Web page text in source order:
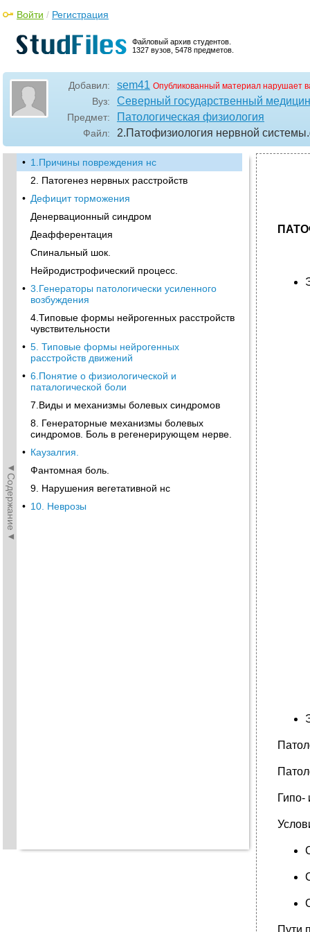
Файловый архив студентов.
1327 вузов, 5478 предметов.
Войти / Регистрация
Добавил: sem41 Опубликованный материал нарушает
Вуз: Северный государственный
Предмет: Патологическая физиология
Файл: 2.Патофизиология нервной системы
◄Содержание◄
• 1.Причины повреждения нс
2. Патогенез нервных расстройств
• Дефицит торможения
Денервационный синдром
Деафферентация
Спинальный шок.
Нейродистрофический процесс.
• 3.Генераторы патологически усиленного
возбуждения
4.Типовые формы нейрогенных расстройств
чувствительности
• 5. Типовые формы нейрогенных
расстройств движений
• 6.Понятие о физиологической и
паталогической боли
7.Виды и механизмы болевых синдромов
8. Генераторные механизмы болевых
синдромов. Боль в регенерирующем нерве.
• Каузалгия.
Фантомная боль.
9. Нарушения вегетативной нс
• 10. Неврозы
Гипо-
Пути